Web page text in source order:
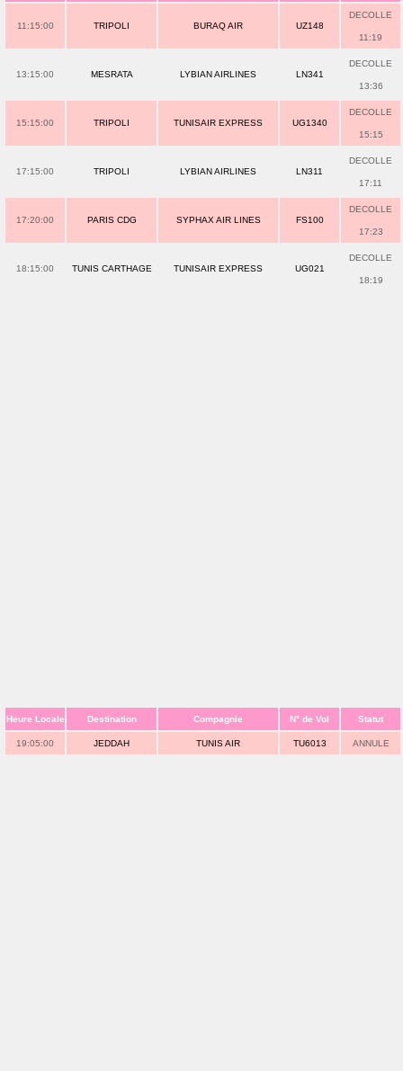
11:15:00 TRIPOLI BURAQ AIR UZ148
DECOLLE
11:19
13:15:00 MESRATA LYBIAN AIRLINES LN341
DECOLLE
13:36
15:15:00 TRIPOLI TUNISAIR EXPRESS UG1340
DECOLLE
15:15
17:15:00 TRIPOLI LYBIAN AIRLINES LN311
DECOLLE
17:11
17:20:00 PARIS CDG SYPHAX AIR LINES FS100
DECOLLE
17:23
18:15:00 TUNIS CARTHAGE TUNISAIR EXPRESS UG021
DECOLLE
18:19
Heure Locale Destination Compagnie N° de Vol Statut
19:05:00 JEDDAH TUNIS AIR TU6013 ANNULE